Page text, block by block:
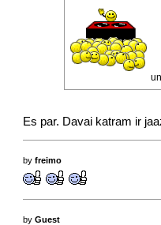
Es par. Davai katram ir
byfreimo
byGuest